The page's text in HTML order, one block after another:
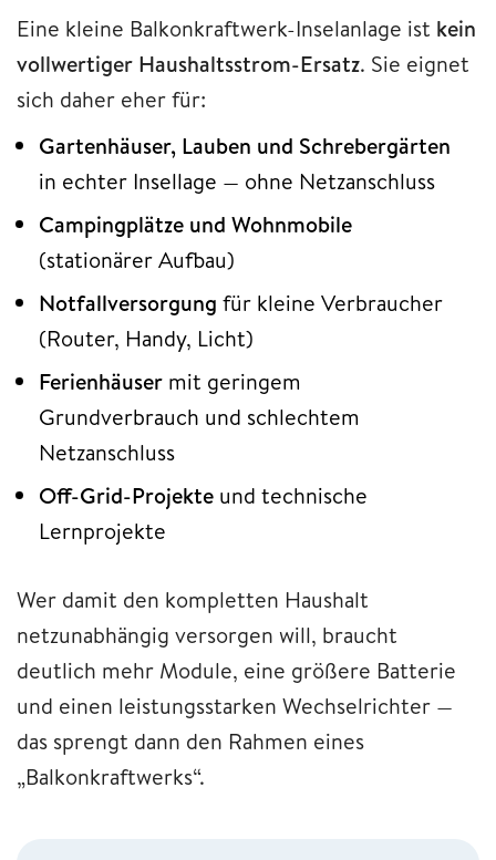
Eine kleine Balkonkraftwerk-Inselanlage ist kein
vollwertiger Haushaltsstrom-Ersatz. Sie eignet
sich daher eher für:
Gartenhäuser, Lauben und Schrebergärten
in echter Insellage — ohne Netzanschluss
Campingplätze und Wohnmobile
(stationärer Aufbau)
Notfallversorgung für kleine Verbraucher
(Router, Handy, Licht)
Ferienhäuser mit geringem
Grundverbrauch und schlechtem
Netzanschluss
Off-Grid-Projekte und technische
Lernprojekte
Wer damit den kompletten Haushalt
netzunabhängig versorgen will, braucht
deutlich mehr Module, eine größere Batterie
und einen leistungsstarken Wechselrichter —
das sprengt dann den Rahmen eines
„Balkonkraftwerks“.